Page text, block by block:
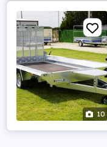
10